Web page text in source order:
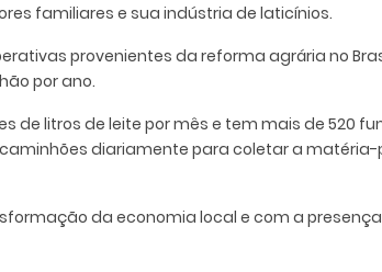
familiares e sua indústria de laticínios.
provenientes da reforma agrária no
por ano.
de litros de leite por mês e tem mais de 520
diariamente para coletar a
da economia local e com a presença